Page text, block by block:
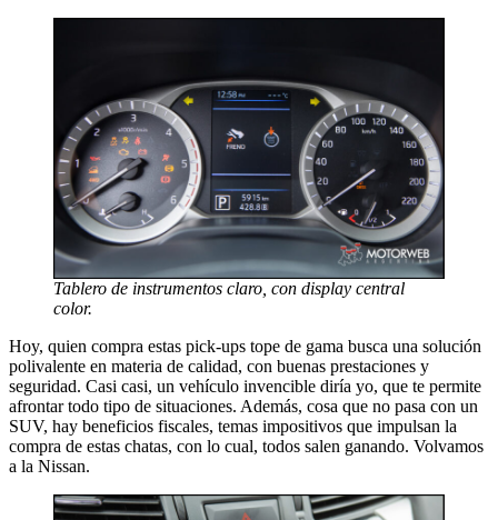
Tablero de instrumentos claro, con display central
color.
Hoy, quien compra estas pick-ups tope de gama busca una solución
polivalente en materia de calidad, con buenas prestaciones y
seguridad. Casi casi, un vehículo invencible diría yo, que te permite
afrontar todo tipo de situaciones. Además, cosa que no pasa con un
SUV, hay beneficios fiscales, temas impositivos que impulsan la
compra de estas chatas, con lo cual, todos salen ganando. Volvamos
a la Nissan.